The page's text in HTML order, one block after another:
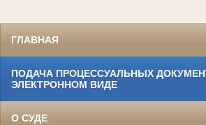
ГЛАВНАЯ
ПОДАЧА ПРОЦЕССУАЛЬНЫХ
ЭЛЕКТРОННОМ ВИДЕ
О СУДЕ